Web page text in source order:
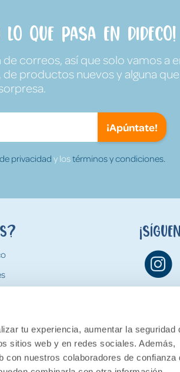
tu experiencia, aumentar la seguridad
sitios web y en redes sociales. Además,
con nuestros colaboradores de confianza
que pasa en Dideco!
correos, así que solo vamos a
productos nuevos y alguna
¡Apúntate!
privacidady lostérminos y condiciones.